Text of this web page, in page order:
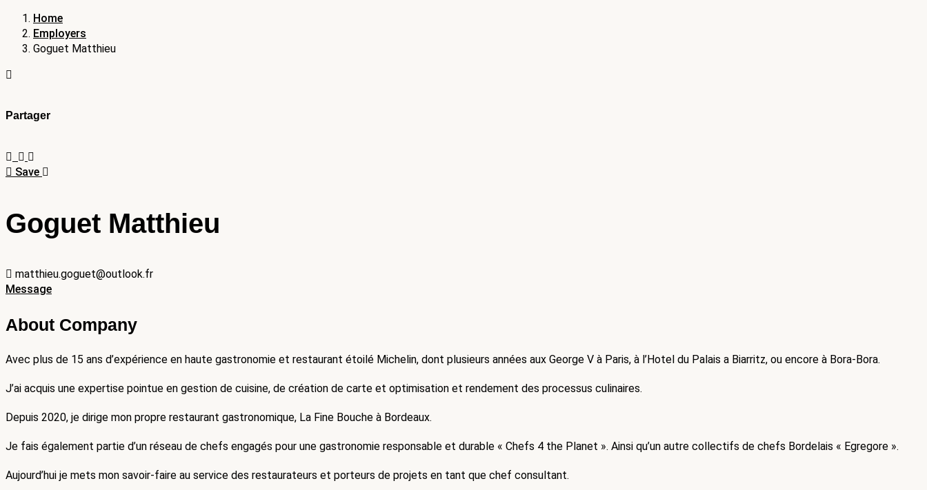
Home
Employers
Goguet Matthieu
Partager
Save
Goguet Matthieu
matthieu.goguet@outlook.fr
Message
About Company
Avec plus de 15 ans d’expérience en haute gastronomie et restaurant étoilé Michelin, dont plusieurs années aux George V à Paris, à l’Hotel du Palais a Biarritz, ou encore à Bora-Bora.
J’ai acquis une expertise pointue en gestion de cuisine, de création de carte et optimisation et rendement des processus culinaires.
Depuis 2020, je dirige mon propre restaurant gastronomique, La Fine Bouche à Bordeaux.
Je fais également partie d’un réseau de chefs engagés pour une gastronomie responsable et durable « Chefs 4 the Planet ». Ainsi qu’un autre collectifs de chefs Bordelais « Egregore ».
Aujourd’hui je mets mon savoir-faire au service des restaurateurs et porteurs de projets en tant que chef consultant.